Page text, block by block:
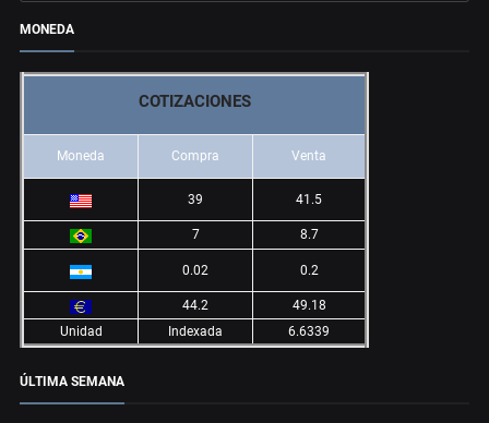
MONEDA
COTIZACIONES
Moneda Compra Venta
39 41.5
7 8.7
0.02 0.2
44.2
49.18
Unidad
Indexada 6.6339
ÚLTIMA SEMANA